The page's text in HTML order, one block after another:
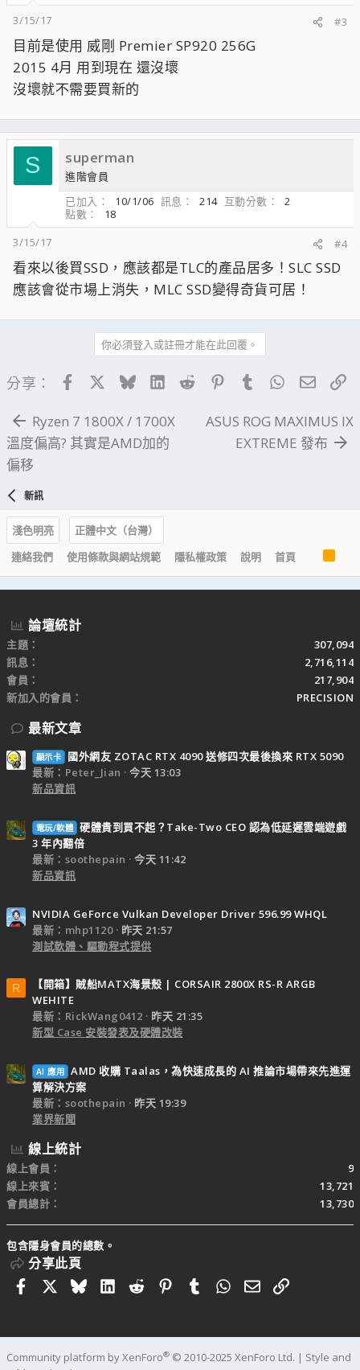
3/15/17
#3
目前是使用 威剛 Premier SP920 256G
2015 4月 用到現在 還沒壞
沒壞就不需要買新的
S superman
進階會員
已加入
10/1/06 訊息 214 互動分數
2
點數
18
3/15/17
#4
看來以後買SSD，應該都是TLC的產品居多！SLC SSD
應該會從市場上消失，MLC SSD變得奇貨可居！
你必須登入或註冊才能在此回覆。
分享： FacebookBlueskyLinkedIn
Reddit PinterestTumblrWhatsApp
電子
Ryzen 7 1800X / 1700X
溫度偏高? 其實是AMD加的
偏移
ASUS ROG MAXIMUS IX
EXTREME 發布
新訊
淺色明亮
正體中文（台灣）
連絡我們
使用條款與網站規範 隱私權政策 說明 首頁
R
S
S
論壇統計
主題
307,094
訊息
2,716,114
會員
217,904
新加入的會員
PRECISION
最新文章
顯示卡
國外網友 ZOTAC RTX 4090 送修四次最後換來 RTX 5090
最新：Peter_Jian
今天 13:03
新品資訊
電玩/軟體 硬體貴到買不起？Take-Two CEO 認為低延遲雲端遊戲
3 年內翻倍
最新：soothepain
今天 11:42
新品資訊
NVIDIA GeForce Vulkan Developer Driver 596.99 WHQL
最新：mhp1120
昨天 21:57
測試軟體、驅動程式提供
R
【開箱】賊船MATX海景殼 | CORSAIR 2800X RS-R ARGB
WEHITE
最新：RickWang0412
昨天 21:35
新型 Case 安裝發表及硬體改裝
AI 應用 AMD 收購 Taalas，為快速成長的 AI 推論市場帶來先進運
算解決方案
最新：soothepain
昨天 19:39
業界新聞
線上統計
線上會員
9
線上來賓
13,721
會員總計
13,730
包含隱身會員的總數。
分享此頁
FacebookBlueskyLinkedIn
RedditPinterestTumblrWhatsApp
電子郵件
連結
Community platform by XenForo® © 2010-2025 XenForo Ltd. | Style and